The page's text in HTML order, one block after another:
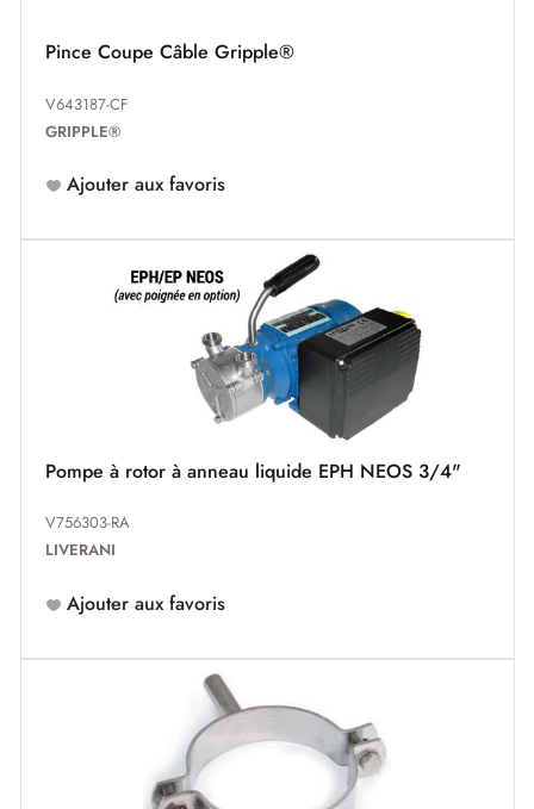
Pince Coupe Câble Gripple®
V643187-CF
GRIPPLE®
Ajouter aux favoris
Pompe à rotor à anneau liquide EPH NEOS 3/4"
V756303-RA
LIVERANI
Ajouter aux favoris